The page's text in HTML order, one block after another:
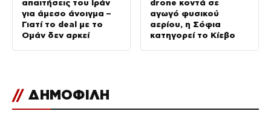
απαιτήσεις του Ιράν
για άμεσο άνοιγμα –
Γιατί το deal με το
Ομάν δεν αρκεί
drone κοντά σε
αγωγό φυσικού
αερίου, η Σόφια
κατηγορεί το Κίεβο
// ΔΗΜΟΦΙΛΗ